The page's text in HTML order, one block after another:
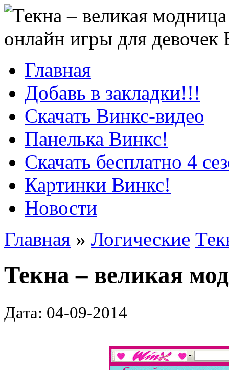
онлайн игры для девочек
Главная
Добавь в закладки!!!
Скачать Винкс-видео
Панелька Винкс!
Скачать бесплатно 4
Картинки Винкс!
Новости
Главная » Логические
Текна – великая
Дата: 04-09-2014